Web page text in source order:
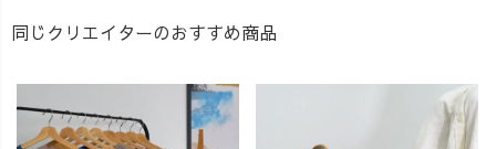
同じクリエイターのおすすめ商品